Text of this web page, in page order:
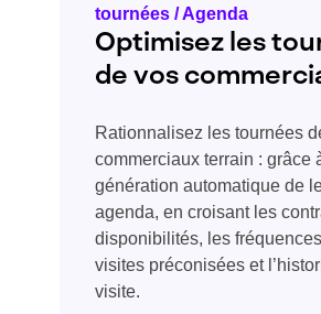
tournées / Agenda
Optimisez les
de vos
Rationnalisez les tournées
commerciaux terrain : grâce
génération automatique de
agenda, en croisant les
disponibilités, les
visites préconisées et
visite.